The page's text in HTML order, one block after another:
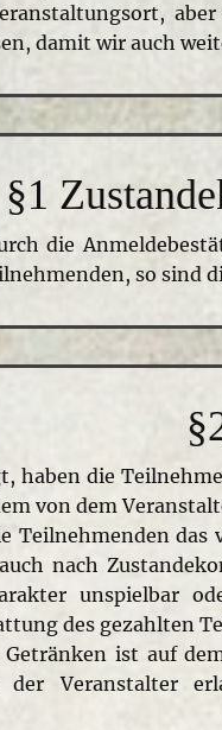
damit wir auch
§1
die
so sind
haben die
von dem
das
nach
unspielbar
des gezahlten
ist auf
der Veranstalter